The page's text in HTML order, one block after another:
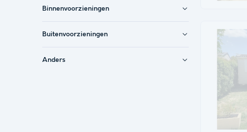
Binnenvoorzieningen
Buitenvoorzieningen
Anders